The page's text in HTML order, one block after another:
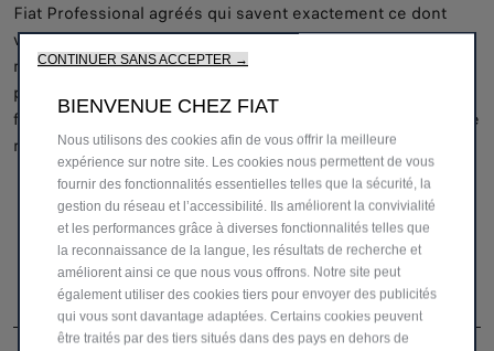
Fiat Professional agréés qui savent exactement ce dont
vous et votre véhicule utilitaire avez besoin. Nos
mécaniciens certifiés peuvent facilement identifier les
problèmes qui peuvent survenir lorsque les plaquettes de
frein ou les freins sont vieux et usés, ou lorsque le système
ne fonctionne pas correctement.
CONTINUER SANS ACCEPTER →
BIENVENUE CHEZ FIAT
Nous utilisons des cookies afin de vous offrir la meilleure
expérience sur notre site. Les cookies nous permettent de vous
fournir des fonctionnalités essentielles telles que la sécurité, la
gestion du réseau et l’accessibilité. Ils améliorent la convivialité
et les performances grâce à diverses fonctionnalités telles que
la reconnaissance de la langue, les résultats de recherche et
améliorent ainsi ce que nous vous offrons. Notre site peut
également utiliser des cookies tiers pour envoyer des publicités
qui vous sont davantage adaptées. Certains cookies peuvent
être traités par des tiers situés dans des pays en dehors de